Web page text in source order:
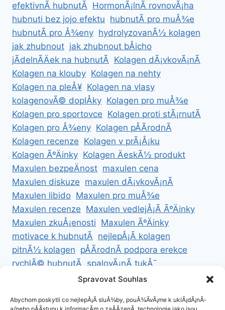
efektivnÃ­ hubnutÃ­ HormonÃ¡lnÃ­ rovnovÃ¡ha
hubnuti bez jojo efektu hubnutÃ­ pro muÅ¾e
hubnutÃ­ pro Å¾eny hydrolyzovanÃ½ kolagen
jak zhubnout jak zhubnout bÅicho
jÃ­delnÃ­Äek na hubnutÃ­ Kolagen dÃ¡vkovÃ¡nÃ­
Kolagen na klouby Kolagen na nehty
Kolagen na pleÅ¥ Kolagen na vlasy
kolagenovÃ© doplÅky Kolagen pro muÅ¾e
Kolagen pro sportovce Kolagen proti stÃ¡rnutÃ­
Kolagen pro Å¾eny Kolagen pÅÃ­rodnÃ­
Kolagen recenze Kolagen v prÃ¡Å¡ku
Kolagen ÃºÄinky Kolagen ÄeskÃ½ produkt
Maxulen bezpeÄnost maxulen cena
Maxulen diskuze maxulen dÃ¡vkovÃ¡nÃ­
Maxulen libido Maxulen pro muÅ¾e
Maxulen recenze Maxulen vedlejÅ¡Ã­ ÃºÄinky
Maxulen zkuÅ¡enosti Maxulen ÃºÄinky
motivace k hubnutÃ­ nejlepÅ¡Ã­ kolagen
pitnÃ½ kolagen pÅÃ­rodnÃ­ podpora erekce
rychlÃ© hubnutÃ­ spalovÃ¡nÃ­ tukÅ¯
ZdravÃ© hubnutÃ­ ZdravÃ© recepty na hubnutÃ­
Spravovat Souhlas
Abychom poskytli co nejlepÅ¡Ã­ sluÅ¾by, pouÅ¾Ã­vÃ¡me k uklÃ¡dÃ¡nÃ­